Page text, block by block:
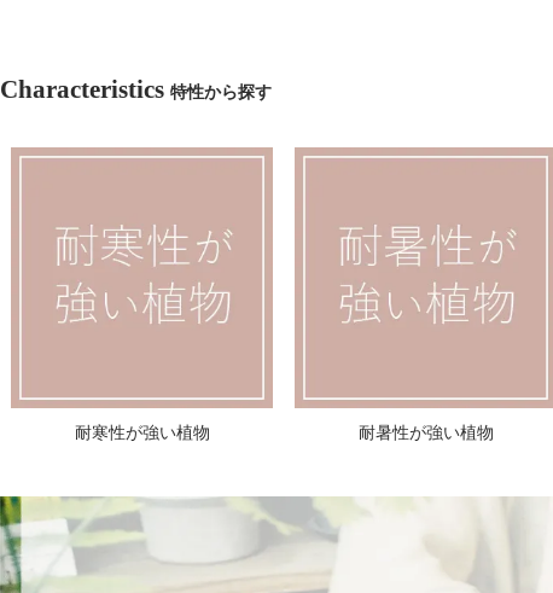
Characteristics 特性から探す
耐寒性が強い植物 耐暑性が強い植物